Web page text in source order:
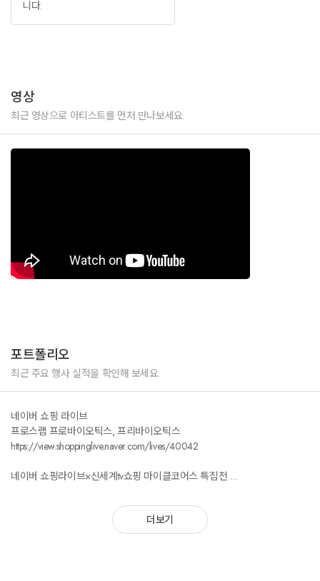
니다.
영상
최근 영상으로 아티스트를 먼저 만나보세요.
포트폴리오
최근 주요 행사 실적을 확인해 보세요.
네이버 쇼핑 라이브
프로스랩 프로바이오틱스, 프리바이오틱스
https://view.shoppinglive.naver.com/lives/40042
네이버 쇼핑라이브×신세계tv쇼핑 마이클코어스 특집전
네이버 쇼핑라이브 ×신세계tv 쇼핑 마이비밀 다이어트 도시락
더보기